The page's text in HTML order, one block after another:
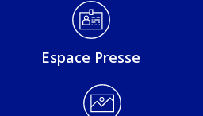
Espace Presse